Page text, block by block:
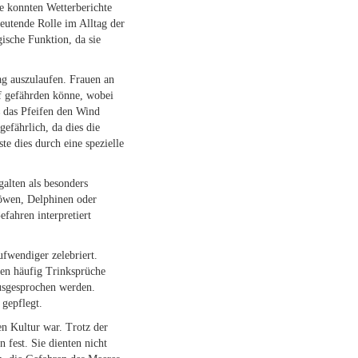
konnten Wetterberichte
Rolle im Alltag der
Funktion, da sie
auszulaufen. Frauen an
gefährden könne, wobei
Pfeifen den Wind
da dies die
dies durch eine spezielle
als besonders
Delphinen oder
interpretiert
zelebriert.
häufig Trinksprüche
werden.
Kultur war. Trotz der
fest. Sie dienten nicht